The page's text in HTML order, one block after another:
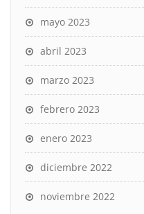
mayo 2023
abril 2023
marzo 2023
febrero 2023
enero 2023
diciembre 2022
noviembre 2022